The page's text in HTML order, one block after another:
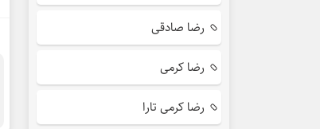
رضا صادقی
رضا کرمی
رضا کرمی تارا